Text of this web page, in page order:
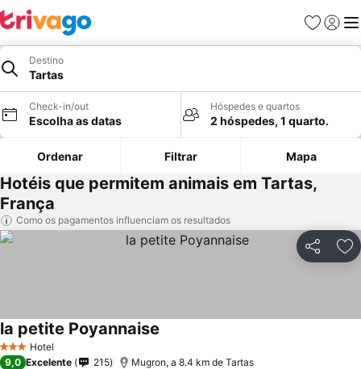
Favoritos
Iniciar
Destino
Tartas
Check-in/out
Escolha as datas
Hóspedes e quartos
2 hóspedes, 1 quarto.
Ordenar Filtrar Mapa
Hotéis que permitem animais em Tartas,
França
Como os pagamentos influenciam os resultados
Partilhar
3 EstrelasHotel
la petite Poyannaise
9,0 Excelente 215 Mugron, a 8.4 km de Tartas